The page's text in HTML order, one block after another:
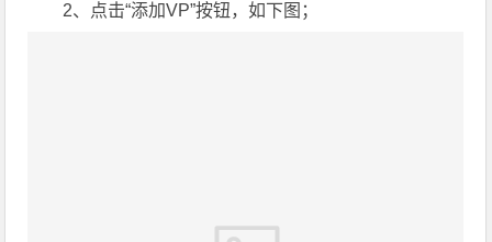
2、点击“添加VP”按钮，如下图；